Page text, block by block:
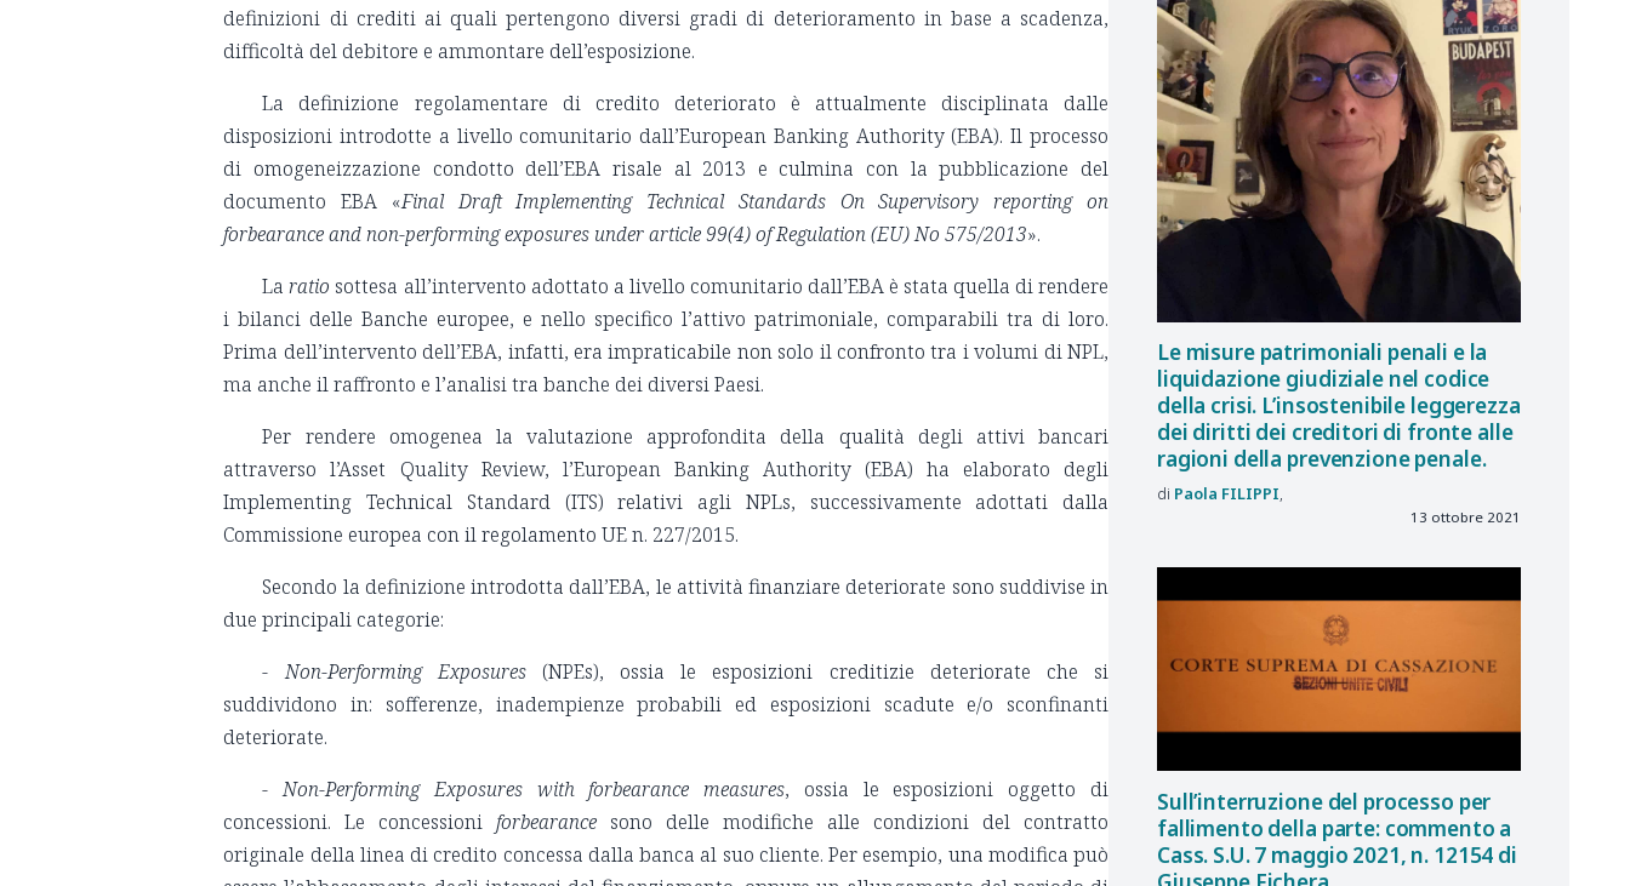
definizioni di crediti ai quali pertengono diversi gradi di deterioramento in base a scadenza,
difficoltà del debitore e ammontare dell’esposizione.
La definizione regolamentare di credito deteriorato è attualmente disciplinata dalle
disposizioni introdotte a livello comunitario dall’European Banking Authority (EBA). Il processo
di omogeneizzazione condotto dell’EBA risale al 2013 e culmina con la pubblicazione del
documento EBA «Final Draft Implementing Technical Standards On Supervisory reporting on
forbearance and non-performing exposures under article 99(4) of Regulation (EU) No 575/2013».
Laratio sottesa all’intervento adottato a livello comunitario dall’EBA è stata quella di rendere
i bilanci delle Banche europee, e nello specifico l’attivo patrimoniale, comparabili tra di loro.
Prima dell’intervento dell’EBA, infatti, era impraticabile non solo il confronto tra i volumi di NPL,
ma anche il raffronto e l’analisi tra banche dei diversi Paesi.
Per rendere omogenea la valutazione approfondita della qualità degli attivi bancari
attraverso l’Asset Quality Review, l’European Banking Authority (EBA) ha elaborato degli
Implementing Technical Standard (ITS) relativi agli NPLs, successivamente adottati dalla
Commissione europea con il regolamento UE n. 227/2015.
Secondo la definizione introdotta dall’EBA, le attività finanziare deteriorate sono suddivise in
due principali categorie:
- Non-Performing Exposures(NPEs), ossia le esposizioni creditizie deteriorate che si
suddividono in: sofferenze, inadempienze probabili ed esposizioni scadute e/o sconfinanti
deteriorate.
- Non-Performing Exposures with forbearance measures, ossia le esposizioni oggetto di
concessioni. Le concessioniforbearance sono delle modifiche alle condizioni del contratto
originale della linea di credito concessa dalla banca al suo cliente. Per esempio, una modifica può
Le misure patrimoniali penali e la
liquidazione giudiziale nel codice
della crisi. L’insostenibile leggerezza
dei diritti dei creditori di fronte alle
ragioni della prevenzione penale.
Paola FILIPPI
13 ottobre 2021
Sull’interruzione del processo per
fallimento della parte: commento a
Cass. S.U. 7 maggio 2021, n. 12154 di